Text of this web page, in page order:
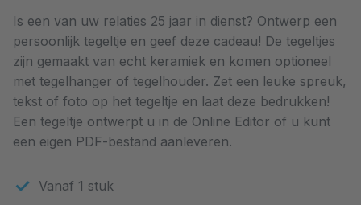
Is een van uw relaties 25 jaar in dienst? Ontwerp een
persoonlijk tegeltje en geef deze cadeau! De tegeltjes
zijn gemaakt van echt keramiek en komen optioneel
met tegelhanger of tegelhouder. Zet een leuke spreuk,
tekst of foto op het tegeltje en laat deze bedrukken!
Een tegeltje ontwerpt u in de Online Editor of u kunt
een eigen PDF-bestand aanleveren.
Vanaf 1 stuk